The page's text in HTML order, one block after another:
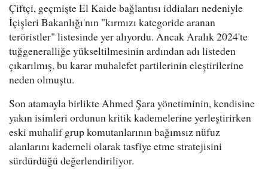
Çiftçi, geçmişte El Kaide bağlantısı iddiaları nedeniyle
İçişleri Bakanlığı'nın "kırmızı kategoride aranan
teröristler" listesinde yer alıyordu. Ancak Aralık 2024'te
tuğgeneralliğe yükseltilmesinin ardından adı listeden
çıkarılmış, bu karar muhalefet partilerinin eleştirilerine
neden olmuştu.
Son atamayla birlikte Ahmed Şara yönetiminin, kendisine
yakın isimleri ordunun kritik kademelerine yerleştirirken
eski muhalif grup komutanlarının bağımsız nüfuz
alanlarını kademeli olarak tasfiye etme stratejisini
sürdürdüğü değerlendiriliyor.